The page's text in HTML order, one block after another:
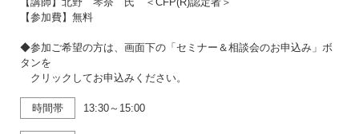
【参加費】無料
◆参加ご希望の方は、画面下の「セミナー＆相談会のお申込み」ボ
タンを
クリックしてお申込みください。
時間帯 13:30～15:00